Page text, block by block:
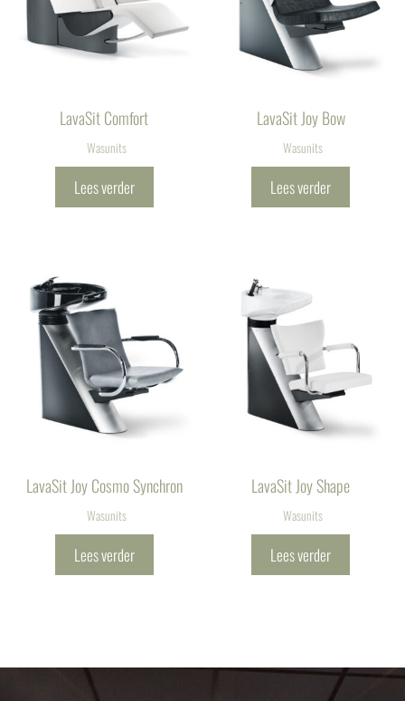
LavaSit Comfort
Wasunits
Lees verder
LavaSit Joy Bow
Wasunits
Lees verder
LavaSit Joy Cosmo Synchron
Wasunits
Lees verder
LavaSit Joy Shape
Wasunits
Lees verder